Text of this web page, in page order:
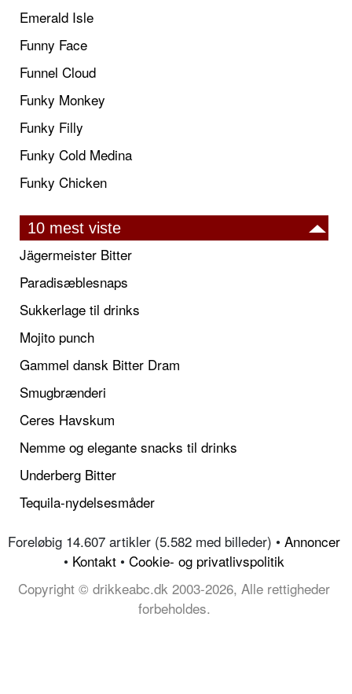
Emerald Isle
Funny Face
Funnel Cloud
Funky Monkey
Funky Filly
Funky Cold Medina
Funky Chicken
10 mest viste
Jägermeister Bitter
Paradisæblesnaps
Sukkerlage til drinks
Mojito punch
Gammel dansk Bitter Dram
Smugbrænderi
Ceres Havskum
Nemme og elegante snacks til drinks
Underberg Bitter
Tequila-nydelsesmåder
Foreløbig 14.607 artikler (5.582 med billeder) • Annoncer
• Kontakt • Cookie- og privatlivspolitik
Copyright © drikkeabc.dk 2003-2026, Alle rettigheder
forbeholdes.